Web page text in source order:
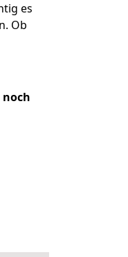
es
Ob